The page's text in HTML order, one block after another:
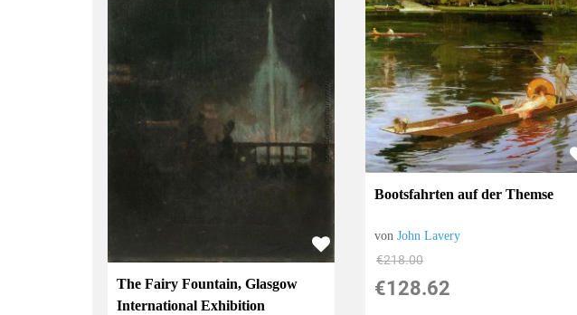
The Fairy Fountain, Glasgow
International Exhibition
Bootsfahrten auf der Themse
vonJohn Lavery
€218.00
€128.62